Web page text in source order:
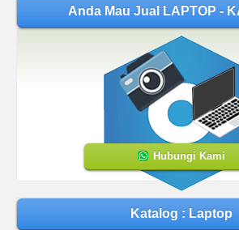
Anda Mau Jual LAPTOP -
Hubungi Kami
Katalog : Laptop